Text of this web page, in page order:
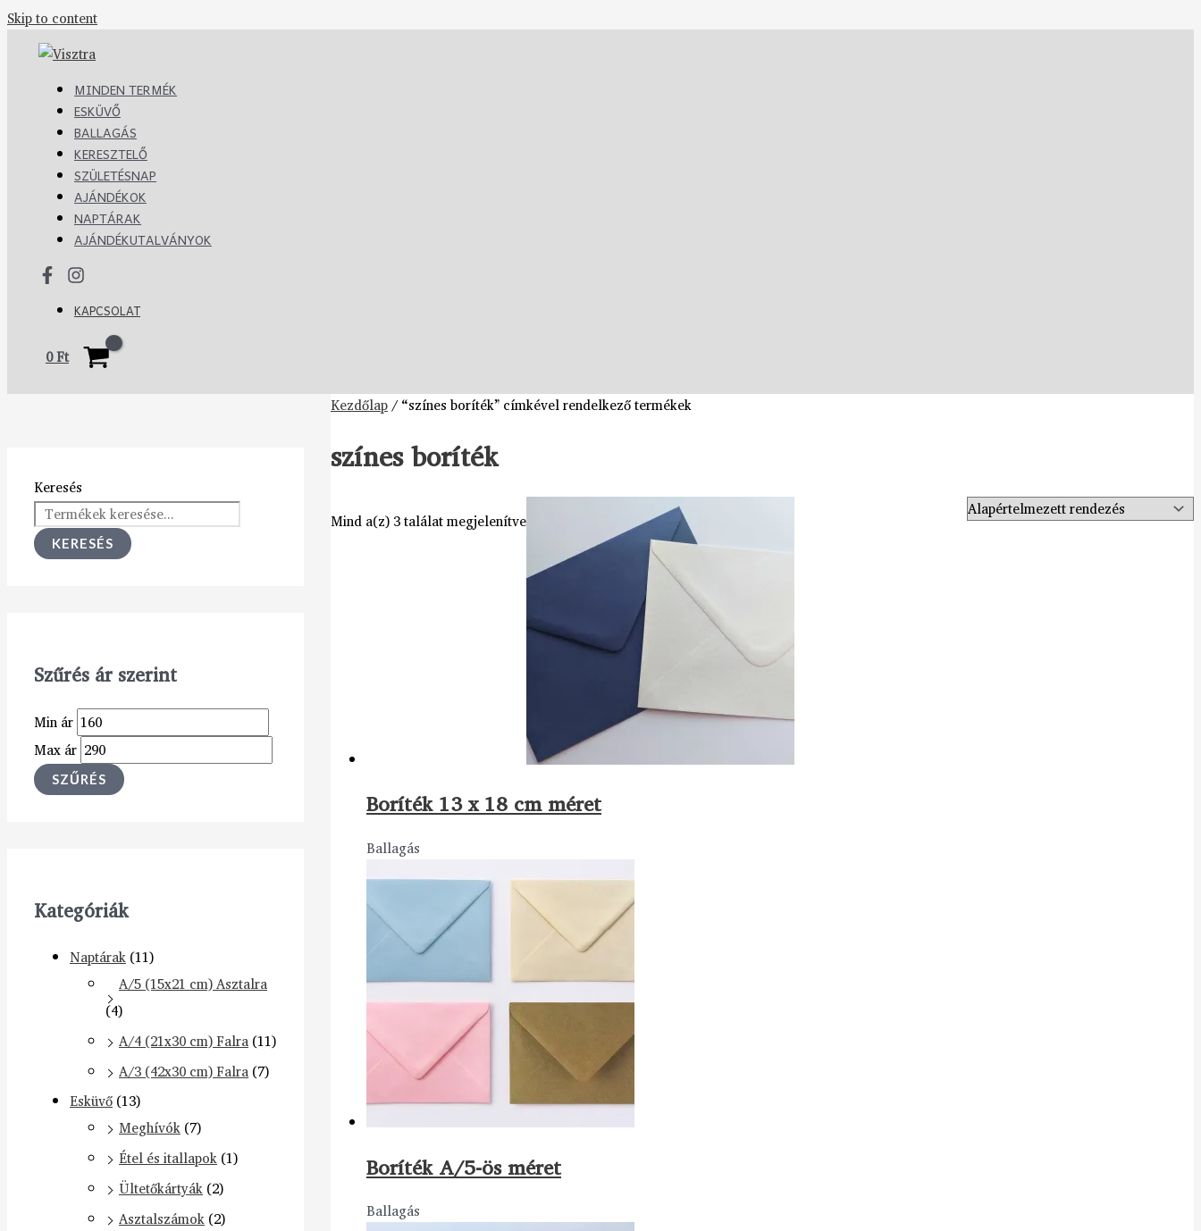
Skip to content
MINDEN TERMÉK
ESKÜVŐ
BALLAGÁS
KERESZTELŐ
SZÜLETÉSNAP
AJÁNDÉKOK
NAPTÁRAK
AJÁNDÉKUTALVÁNYOK
KAPCSOLAT
0Ft
Keresés
KERESÉS
Szűrés ár szerint
Min ár
Max ár
SZŰRÉS
Kategóriák
Naptárak (11)
A/5 (15x21 cm) Asztalra
(4)
A/4 (21x30 cm) Falra (11)
A/3 (42x30 cm) Falra (7)
Esküvő (13)
Meghívók (7)
Étel és itallapok (1)
Ültetőkártyák (2)
Asztalszámok (2)
Kezdőlap/ “színes boríték” címkével rendelkező termékek
színes boríték
Mind a(z) 3 találat megjelenítve
Boríték 13 x 18 cm méret
Ballagás
Boríték A/5-ös méret
Ballagás